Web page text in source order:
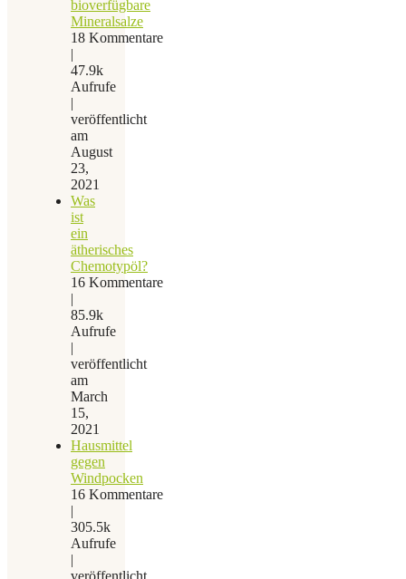
bioverfügbare
Mineralsalze
18 Kommentare
|
47.9k
Aufrufe
|
veröffentlicht
am
August
23,
2021
Was
ist
ein
ätherisches
Chemotypöl?
16 Kommentare
|
85.9k
Aufrufe
|
veröffentlicht
am
March
15,
2021
Hausmittel
gegen
Windpocken
16 Kommentare
|
305.5k
Aufrufe
|
veröffentlicht